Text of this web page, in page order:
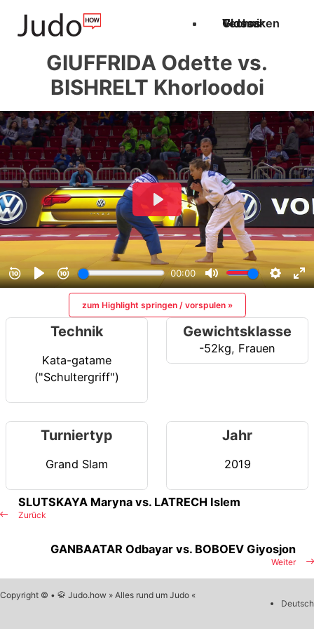
Techniken
Videos
Glossar
GIUFFRIDA Odette vs.
BISHRELT Khorloodoi
zum Highlight springen / vorspulen »
Technik
Kata-gatame
("Schultergriff")
Gewichtsklasse
-52kg, Frauen
Turniertyp
Grand Slam
Jahr
2019
Zurück
SLUTSKAYA Maryna vs. LATRECH Islem
Weiter
GANBAATAR Odbayar vs. BOBOEV Giyosjon
Copyright © • 🥋 Judo.how » Alles rund um Judo «
Deutsch